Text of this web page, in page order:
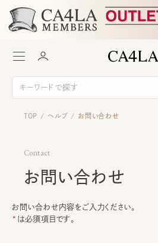
TOP / ヘルプ / お問い合わせ
Contact
お問い合わせ
お問い合わせ内容をご入力ください。
は必須項目です。